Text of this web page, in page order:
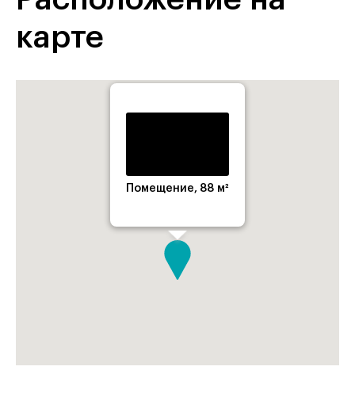
карте
Помещение, 88 м²